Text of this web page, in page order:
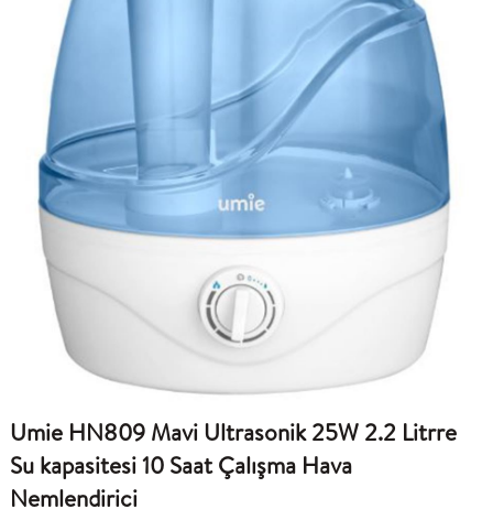
Umie HN809 Mavi Ultrasonik 25W 2.2 Litrre
Su kapasitesi 10 Saat Çalışma Hava
Nemlendirici